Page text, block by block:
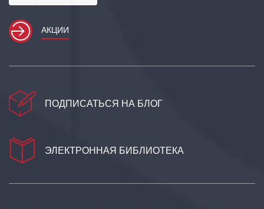
АКЦИИ
ПОДПИСАТЬСЯ НА БЛОГ
ЭЛЕКТРОННАЯ БИБЛИОТЕКА